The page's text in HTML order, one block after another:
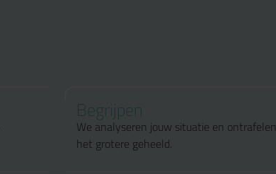
Begrijpen
We analyseren jouw situatie en ontrafelen
het grotere geheeld.